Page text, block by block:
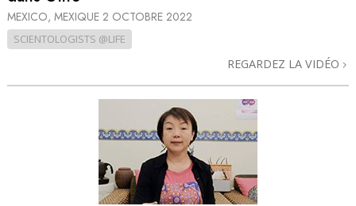
MEXICO, MEXIQUE 2 OCTOBRE 2022
SCIENTOLOGISTS @LIFE
REGARDEZ LA VIDÉO